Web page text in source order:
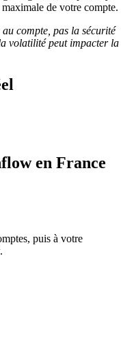
de votre compte.
au compte, pas la sécurité
volatilité peut impacter la
en France
puis à votre